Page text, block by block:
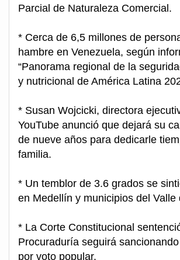
Parcial de Naturaleza Comercial.
* Cerca de 6,5 millones de
hambre en Venezuela, según
“Panorama regional de la
y nutricional de América Latina
* Susan Wojcicki, directora
YouTube anunció que dejará su
de nueve años para dedicarle
familia.
* Un temblor de 3.6 grados se
en Medellín y municipios del Valle
* La Corte Constitucional
Procuraduría seguirá
por voto popular.